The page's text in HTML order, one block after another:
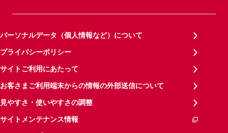
パーソナルデータ（個人情報など）について
プライバシーポリシー
サイトご利用にあたって
お客さまご利用端末からの情報の外部送信について
見やすさ・使いやすさの調整
サイトメンテナンス情報